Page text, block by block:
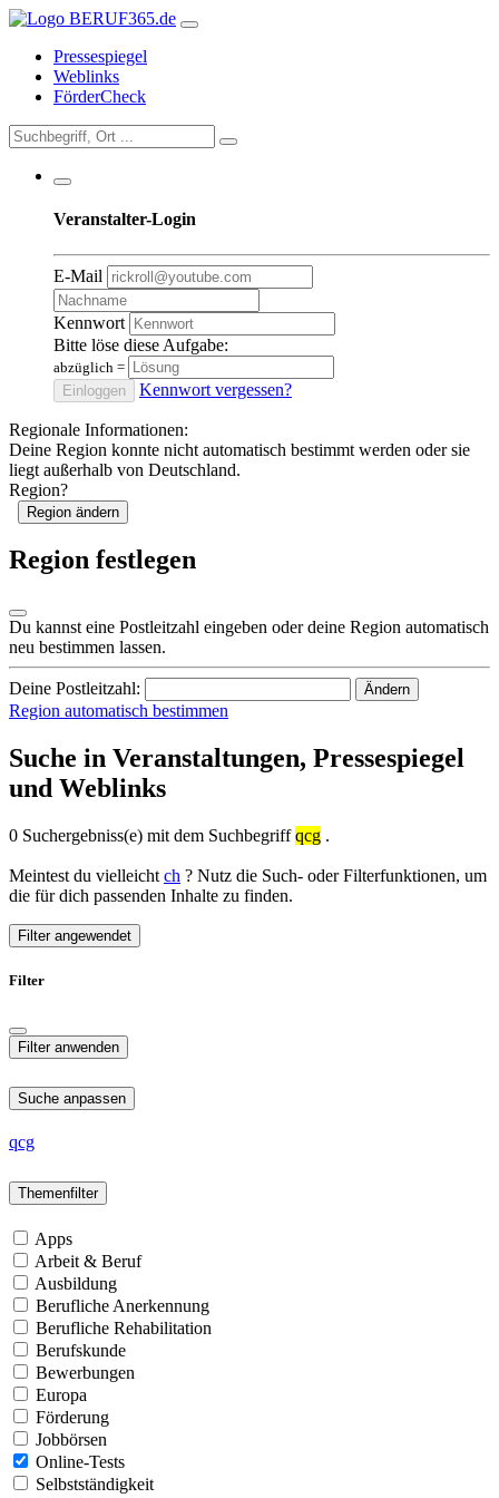
Pressespiegel
Weblinks
FörderCheck
Veranstalter-Login
E-Mail
Kennwort
Bitte löse diese Aufgabe:
abzüglich =
Einloggen
Kennwort vergessen?
Regionale Informationen:
Deine Region konnte nicht automatisch bestimmt werden oder sie
liegt außerhalb von Deutschland.
Region?
Region ändern
Region festlegen
Du kannst eine Postleitzahl eingeben oder deine Region automatisch
neu bestimmen lassen.
Deine Postleitzahl: Ändern
Region automatisch bestimmen
Suche in Veranstaltungen, Pressespiegel
und Weblinks
0 Suchergebniss(e) mit dem Suchbegriffqcg .
Meintest du vielleicht ch ? Nutz die Such- oder Filterfunktionen, um
die für dich passenden Inhalte zu finden.
Filter angewendet
Filter
Suche anpassen
qcg
Themenfilter
Apps
Arbeit & Beruf
Ausbildung
Berufliche Anerkennung
Berufliche Rehabilitation
Berufskunde
Bewerbungen
Europa
Förderung
Jobbörsen
Online-Tests
Selbstständigkeit